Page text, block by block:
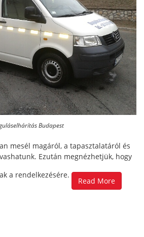
Budapest
mesél magáról, a tapasztalatáról és
Ezután megnézhetjük, hogy
a rendelkezésére.
Read More